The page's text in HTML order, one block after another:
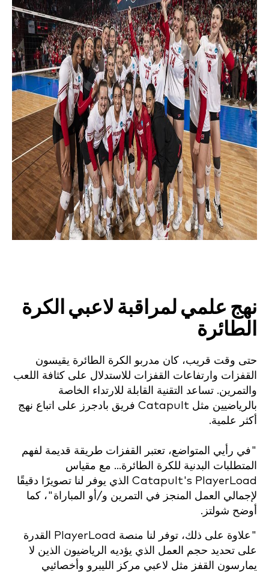
نهج علمي لمراقبة لاعبي الكرة
الطائرة
حتى وقت قريب، كان مدربو الكرة الطائرة يقيسون
القفزات وارتفاعات القفزات للاستدلال على كثافة اللعب
والتمرين. تساعد التقنية القابلة للارتداء الخاصة
بالرياضيين مثل Catapult فريق بادجرز على اتباع نهج
أكثر علمية.
"في رأيي المتواضع، تعتبر القفزات طريقة قديمة لفهم
المتطلبات البدنية للكرة الطائرة... مع مقياس
Catapult's PlayerLoad الذي يوفر لنا تصويرًا دقيقًا
لإجمالي العمل المنجز في التمرين و/أو المباراة"، كما
أوضح شولتز.
"علاوة على ذلك، توفر لنا منصة PlayerLoad القدرة
على تحديد حجم العمل الذي يؤديه الرياضيون الذين لا
يمارسون القفز مثل لاعبي مركز الليبرو وأخصائيي